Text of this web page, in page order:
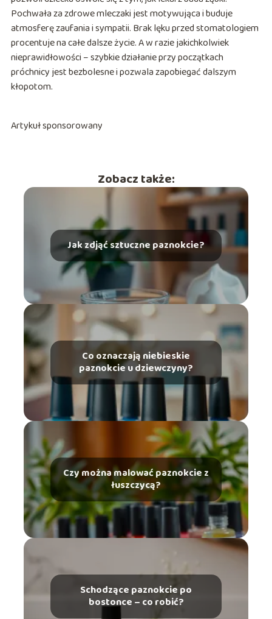
Pochwała za zdrowe mleczaki jest motywująca i buduje
atmosferę zaufania i sympatii. Brak lęku przed stomatologiem
procentuje na całe dalsze życie. A w razie jakichkolwiek
nieprawidłowości – szybkie działanie przy początkach
próchnicy jest bezbolesne i pozwala zapobiegać dalszym
kłopotom.
Artykuł sponsorowany
Zobacz także:
Jak zdjąć sztuczne paznokcie?
Co oznaczają niebieskie
paznokcie u dziewczyny?
Czy można malować paznokcie z
łuszczycą?
Schodzące paznokcie po
bostonce – co robić?